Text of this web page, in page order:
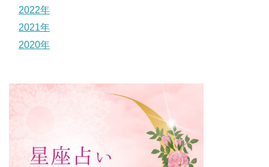
2022年
2021年
2020年